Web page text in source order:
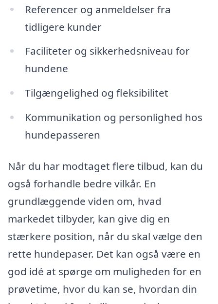
Referencer og anmeldelser fra
tidligere kunder
Faciliteter og sikkerhedsniveau for
hundene
Tilgængelighed og fleksibilitet
Kommunikation og personlighed hos
hundepasseren
Når du har modtaget flere tilbud, kan du
også forhandle bedre vilkår. En
grundlæggende viden om, hvad
markedet tilbyder, kan give dig en
stærkere position, når du skal vælge den
rette hundepaser. Det kan også være en
god idé at spørge om muligheden for en
prøvetime, hvor du kan se, hvordan din